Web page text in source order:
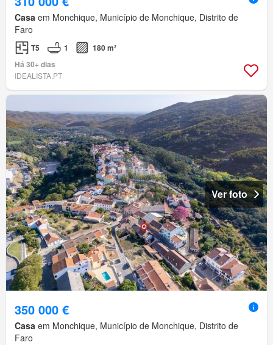
Casa em Monchique, Município de Monchique, Distrito de
Faro
T5 1
180 m²
Há 30+ dias
IDEALISTA.PT
Ver foto
350 000 €
Casa em Monchique, Município de Monchique, Distrito de
Faro